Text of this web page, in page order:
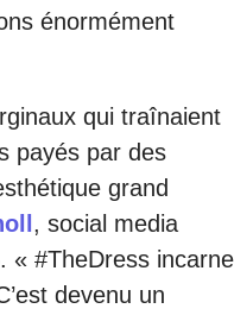
énormément
qui traînaient
payés par des
grand
, social media
« #TheDress incarne
devenu un